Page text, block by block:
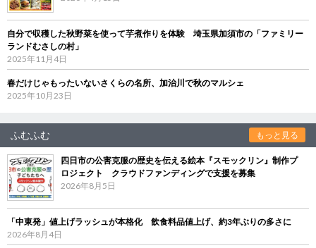
自分で収穫した秋野菜を使って芋煮作りを体験 埼玉県加須市の「ファミリー
ランドむさしの村」
2025年11月4日
春だけじゃもったいないさくらの名所、加治川で秋のマルシェ
2025年10月23日
ふむふむ もっと見る
四日市の公害克服の歴史を伝える絵本『スモックリン』制作プ
ロジェクト クラウドファンディングで支援を募集
2026年8月5日
「中東発」値上げラッシュが本格化 飲食料品値上げ、約3年ぶりの多さに
2026年8月4日